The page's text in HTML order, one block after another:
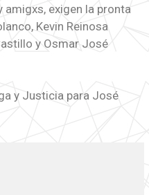
exigen la pronta
Kevin Reinosa
y Osmar José
y Justicia para José